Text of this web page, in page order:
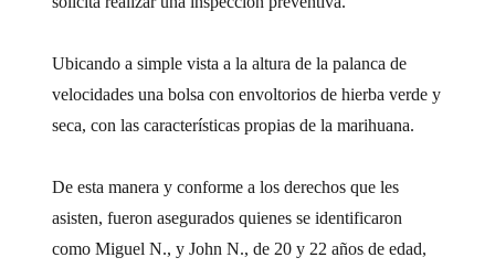
Ubicando a simple vista a la altura de la palanca de
velocidades una bolsa con envoltorios de hierba verde y
seca, con las características propias de la marihuana.
De esta manera y conforme a los derechos que les
asisten, fueron asegurados quienes se identificaron
como Miguel N., y John N., de 20 y 22 años de edad,